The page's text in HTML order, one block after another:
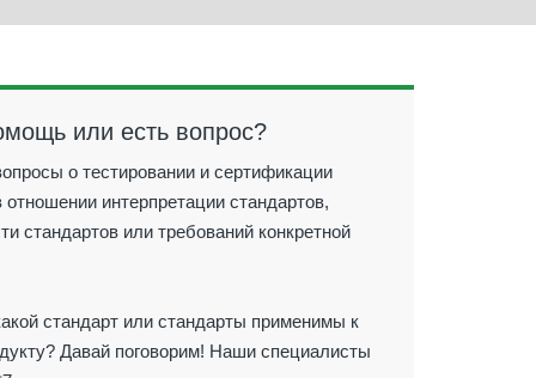
или есть вопрос?
о тестировании и сертификации
отношении интерпретации стандартов,
стандартов или требований конкретной
стандарт или стандарты применимы к
Давай поговорим! Наши специалисты